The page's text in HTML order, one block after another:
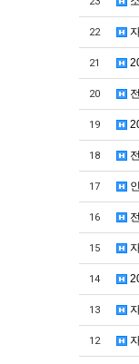
22
21
20
19
18
17
16
15
14
13
12